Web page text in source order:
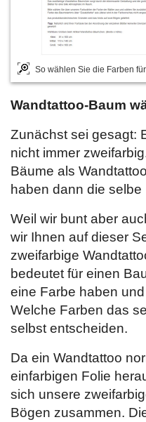
So wählen Sie die Farben
Wandtattoo-Baum
Zunächst sei gesagt:
nicht immer
Bäume als
haben dann die selbe
Weil wir bunt aber
wir Ihnen auf dieser
zweifarbige
bedeutet für einen
eine Farbe haben
Welche Farben das
selbst entscheiden.
Da ein Wandtattoo
einfarbigen Folie
sich unsere
Bögen zusammen.